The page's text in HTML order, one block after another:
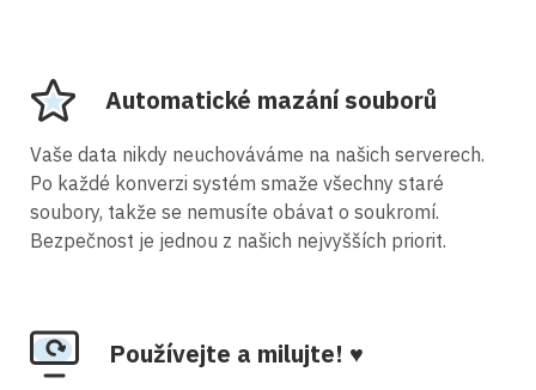
Automatické mazání souborů
Vaše data nikdy neuchováváme na našich serverech.
Po každé konverzi systém smaže všechny staré
soubory, takže se nemusíte obávat o soukromí.
Bezpečnost je jednou z našich nejvyšších priorit.
Používejte a milujte! ♥